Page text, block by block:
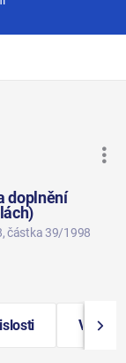
doplnění
, částka 39/1998